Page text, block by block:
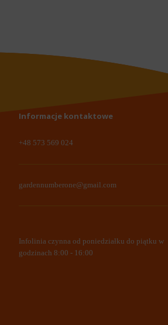
Informacje kontaktowe
+48 573 569 024
gardennumberone@gmail.com
Infolinia czynna od poniedziałku do piątku w
godzinach 8:00 - 16:00